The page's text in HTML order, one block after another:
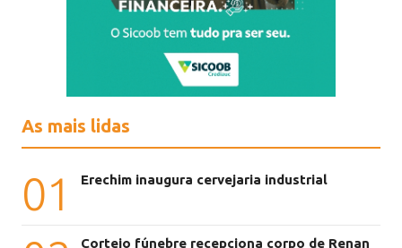
As mais lidas
01 Erechim inaugura cervejaria industrial
Cortejo fúnebre recepciona corpo de Renan